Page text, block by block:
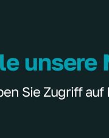
unsere
Sie Zugriff